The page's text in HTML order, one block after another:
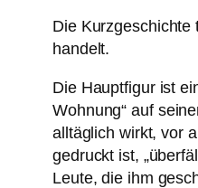
Die Kurzgeschichte
handelt.
Die Hauptfigur ist
Wohnung“ auf
alltäglich wirkt, vor
gedruckt ist,
Leute, die ihm